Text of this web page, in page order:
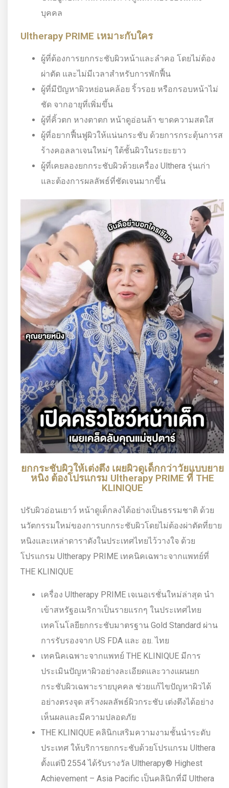
บุคคล
Ultherapy PRIME เหมาะกับใคร
ผู้ที่ต้องการยกกระชับผิวหน้าและลำคอ โดยไม่ต้อง
ผ่าตัด และไม่มีเวลาสำหรับการพักฟื้น
ผู้ที่มีปัญหาผิวหย่อนคล้อย ริ้วรอย หรือกรอบหน้าไม่
ชัด จากอายุที่เพิ่มขึ้น
ผู้ที่คิ้วตก หางตาตก หน้าดูอ่อนล้า ขาดความสดใส
ผู้ที่อยากฟื้นฟูผิวให้แน่นกระชับ ด้วยการกระตุ้นการส
ร้างคอลลาเจนใหม่ๆ ใต้ชั้นผิวในระยะยาว
ผู้ที่เคยลองยกกระชับผิวด้วยเครื่อง Ulthera รุ่นเก่า
และต้องการผลลัพธ์ที่ชัดเจนมากขึ้น
ยกกระชับผิวให้เต่งตึง เผยผิวดูเด็กกว่าวัยแบบยาย
หนิง ต้องโปรแกรม Ultherapy PRIME ที่ THE
KLINIQUE
ปรับผิวอ่อนเยาว์ หน้าดูเด็กลงได้อย่างเป็นธรรมชาติ ด้วย
นวัตกรรมใหม่ของการบกกระชับผิวโดยไม่ต้องผ่าตัดที่ยาย
หนิงและเหล่าดาราดังในประเทศไทยไว้วางใจ ด้วย
โปรแกรม Ultherapy PRIME เทคนิคเฉพาะจากแพทย์ที่
THE KLINIQUE
เครื่อง Ultherapy PRIME เจเนอเรชั่นใหม่ล่าสุด นำ
เข้าสหรัฐอเมริกาเป็นรายแรกๆ ในประเทศไทย
เทคโนโลยียกกระชับมาตรฐาน Gold Standard ผ่าน
การรับรองจาก US FDA และ อย. ไทย
เทคนิคเฉพาะจากแพทย์ THE KLINIQUE มีการ
ประเมินปัญหาผิวอย่างละเอียดและวางแผนยก
กระชับผิวเฉพาะรายบุคคล ช่วยแก้ไขปัญหาผิวได้
อย่างตรงจุด สร้างผลลัพธ์ผิวกระชับ เต่งตึงได้อย่าง
เห็นผลและมีความปลอดภัย
THE KLINIQUE คลินิกเสริมความงามชั้นนำระดับ
ประเทศ ให้บริการยกกระชับด้วยโปรแกรม Ulthera
ตั้งแต่ปี 2554 ได้รับรางวัล Ultherapy® Highest
Achievement – Asia Pacific เป็นคลินิกที่มี Ulthera